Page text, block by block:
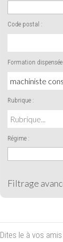
Code postal :
Formation dispensée
Rubrique :
Régime :
Filtrage
Dites le à vos